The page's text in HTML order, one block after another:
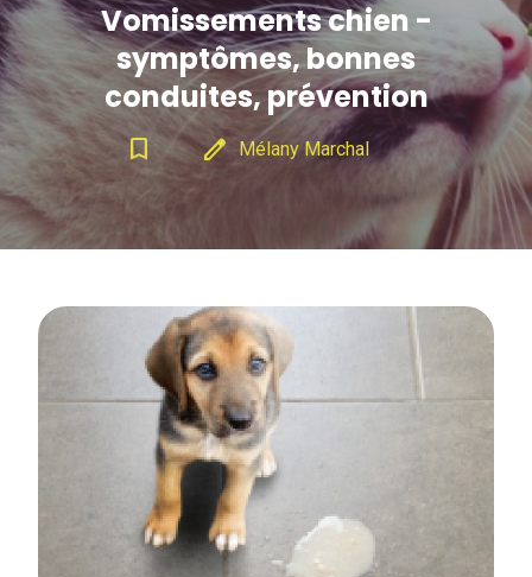
Vomissements chien -
symptômes, bonnes
conduites, prévention
bookmark_border edit Mélany Marchal